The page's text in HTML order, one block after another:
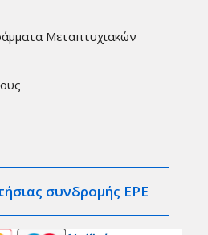
Μεταπτυχιακών
συνδρομής ΕΡΕ